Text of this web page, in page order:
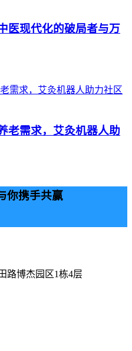
医现代化的破局者与万
老需求，艾灸机器人助
你携手共赢
路博杰园区1栋4层